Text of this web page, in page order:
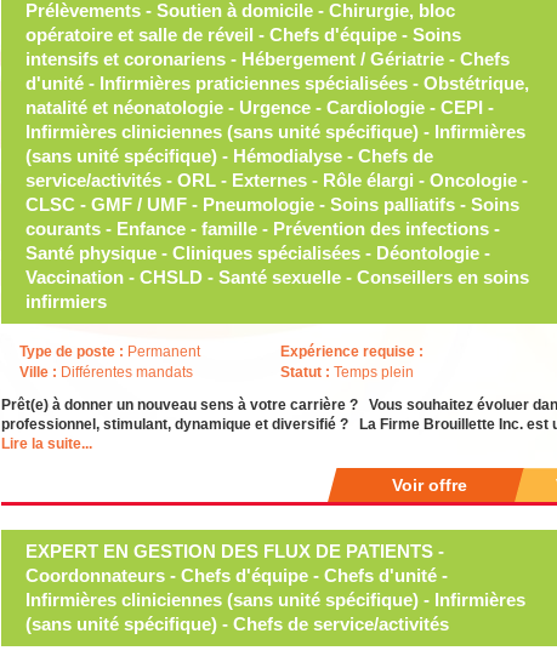
Type de poste : Permanent
Ville : Différentes mandats
Expérience requise :
Statut : Temps plein
Prêt(e) à donner un nouveau sens à votre carrière ? Vous souhaitez évoluer
professionnel, stimulant, dynamique et diversifié ? La Firme Brouillette Inc. est
Lire la suite...
Voir offre
EXPERT EN GESTION DES FLUX DE PATIENTS -
Coordonnateurs - Chefs d'équipe - Chefs d'unité -
Infirmières cliniciennes (sans unité spécifique) - Infirmières
(sans unité spécifique) - Chefs de service/activités